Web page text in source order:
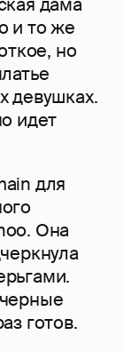
дама
и то же
но
девушках.
идет
для
Она
готов.